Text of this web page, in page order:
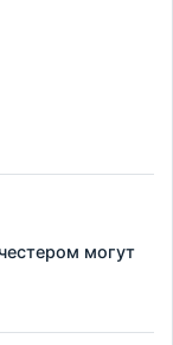
могут